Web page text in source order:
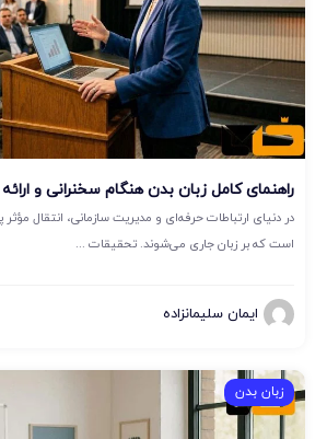
راهنمای کامل زبان بدن هنگام سخنرانی و ارائه
در دنیای ارتباطات حرفه‌ای و مدیریت سازمانی، انتقال مؤثر
است که بر زبان جاری می‌شوند. تحقیقات ...
ایمان سلیمانزاده
زبان بدن